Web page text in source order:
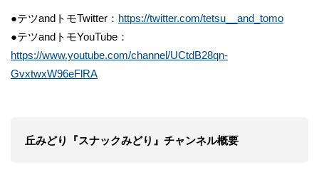
●テツandトモTwitter： https://twitter.com/tetsu__and_tomo
●テツandトモYouTube：
https://www.youtube.com/channel/UCtdB28qn-
GvxtwxW96eFlRA
丘みどり『スナックみどり』チャンネル概要